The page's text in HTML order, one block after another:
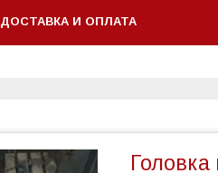
ДОСТАВКА И ОПЛАТА